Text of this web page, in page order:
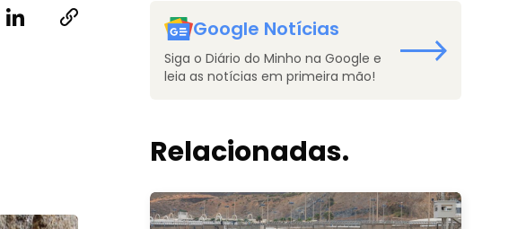
Google Notícias
Siga o Diário do Minho na Google e
leia as notícias em primeira mão!
Relacionadas.